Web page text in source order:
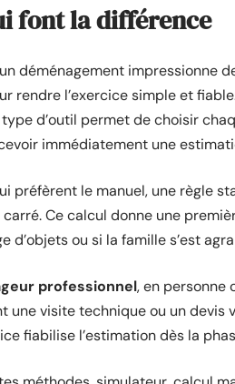
font la différence
déménagement impressionne
rendre l’exercice simple et
type d’outil permet de choisir
immédiatement une
préfèrent le manuel, une règle
Ce calcul donne une
d’objets ou si la famille s’est
professionnel, en personne
une visite technique ou un
fiabilise l’estimation dès la